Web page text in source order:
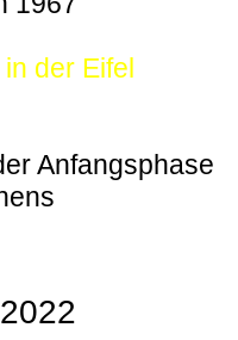
der Eifel
Anfangsphase